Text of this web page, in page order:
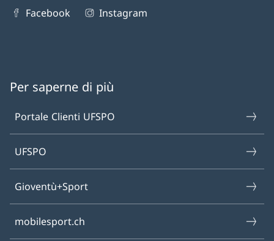
Facebook Instagram
Per saperne di più
Portale Clienti UFSPO
UFSPO
Gioventù+Sport
mobilesport.ch